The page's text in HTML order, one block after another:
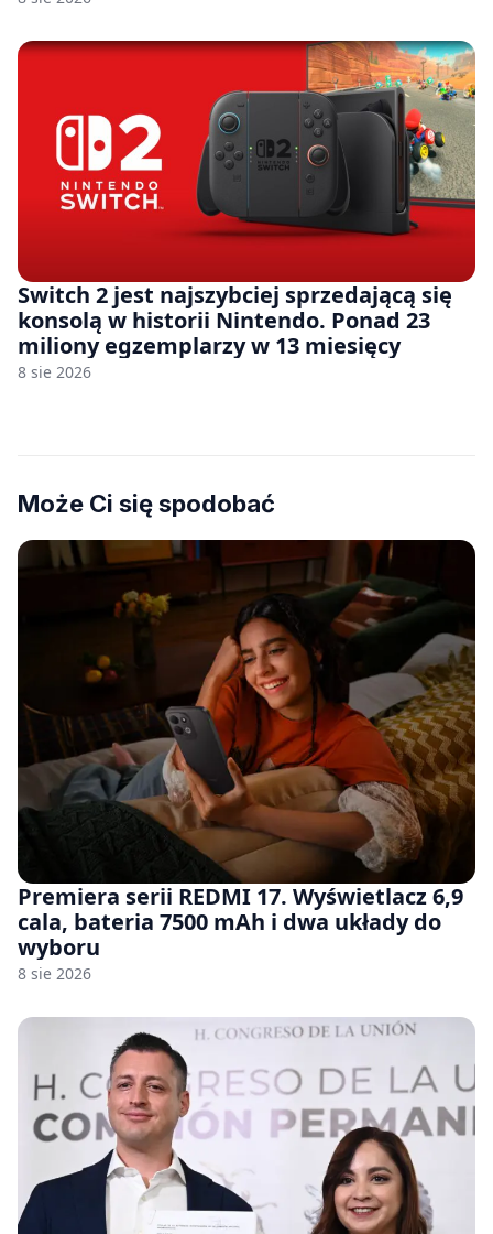
Switch 2 jest najszybciej sprzedającą się
konsolą w historii Nintendo. Ponad 23
miliony egzemplarzy w 13 miesięcy
8 sie 2026
Może Ci się spodobać
Premiera serii REDMI 17. Wyświetlacz 6,9
cala, bateria 7500 mAh i dwa układy do
wyboru
8 sie 2026